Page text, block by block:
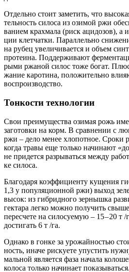
Отдель­но сто­ит заме­тить, что
тель­ность сило­са из ози­мой ржи
ва­ни­ем крах­ма­ла (риск аци­до­зов), а
ции клет­чат­ки. Парал­лель­но
на рубец уве­ли­чи­ва­ет­ся и объ­ем
про­те­и­на. Под­дер­жи­ва­ют
ры­ми ржа­ной силос тоже богат.
жа­ние каро­ти­на, поло­жи­тель­но
воспроизводство.
Тонкости технологии
Свои пре­иму­ще­ства ози­мая рожь
заго­тов­ки на корм. В срав­не­нии с
ржи – дело менее хло­пот­ное. Сро­ки
когда тра­вы еще толь­ко начи­на­ют
не при­дет­ся раз­ры­вать­ся меж­ду
ке силоса.
Бла­го­да­ря коэф­фи­ци­ен­ту куще­ния
1,3 у попу­ля­ци­он­ной ржи) выход
высок: из гибрид­но­го зер­ныш­ка
гек­та­ра лег­ко мож­но полу­чить
пере­сче­те на сило­су­е­мую – 15 – 20
дости­гать 6 т /га.
Одна­ко в гон­ке за уро­жай­но­стью
ность, ина­че рис­ку­е­те упу­стить
маль­ной явля­ет­ся фаза нача­ла
коло­са толь­ко начи­на­ет